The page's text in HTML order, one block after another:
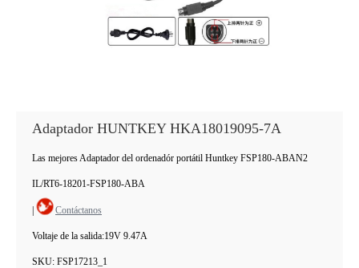
Adaptador HUNTKEY HKA18019095-7A
Las mejores Adaptador del ordenadór portátil Huntkey FSP180-ABAN2
IL/RT6-18201-FSP180-ABA
Contáctanos
Voltaje de la salida:19V 9.47A
SKU: FSP17213_1